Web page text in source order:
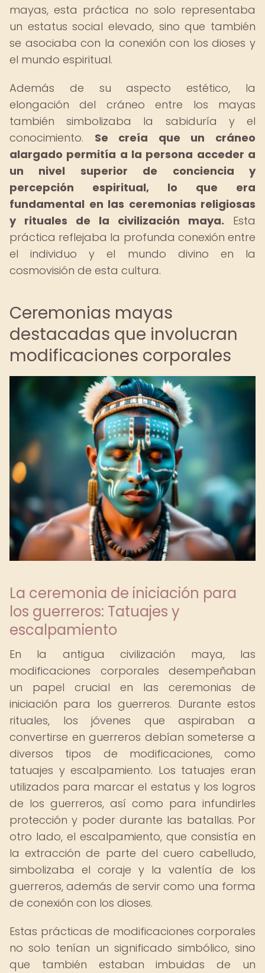
mayas, esta práctica no solo representaba
un estatus social elevado, sino que también
se asociaba con la conexión con los dioses y
el mundo espiritual.
Además de su aspecto estético, la
elongación del cráneo entre los mayas
también simbolizaba la sabiduría y el
conocimiento. Se creía que un cráneo
alargado permitía a la persona acceder a
un nivel superior de conciencia y
percepción espiritual, lo que era
fundamental en las ceremonias religiosas
y rituales de la civilización maya. Esta
práctica reflejaba la profunda conexión entre
el individuo y el mundo divino en la
cosmovisión de esta cultura.
Ceremonias mayas
destacadas que involucran
modificaciones corporales
La ceremonia de iniciación para
los guerreros: Tatuajes y
escalpamiento
En la antigua civilización maya, las
modificaciones corporales desempeñaban
un papel crucial en las ceremonias de
iniciación para los guerreros. Durante estos
rituales, los jóvenes que aspiraban a
convertirse en guerreros debían someterse a
diversos tipos de modificaciones, como
tatuajes y escalpamiento. Los tatuajes eran
utilizados para marcar el estatus y los logros
de los guerreros, así como para infundirles
protección y poder durante las batallas. Por
otro lado, el escalpamiento, que consistía en
la extracción de parte del cuero cabelludo,
simbolizaba el coraje y la valentía de los
guerreros, además de servir como una forma
de conexión con los dioses.
Estas prácticas de modificaciones corporales
no solo tenían un significado simbólico, sino
que también estaban imbuidas de un